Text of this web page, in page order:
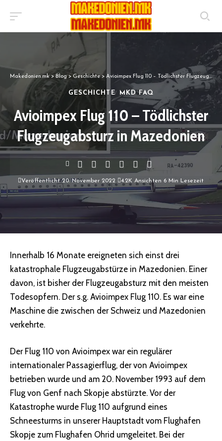
Makedonien.mk>Blog> Geschichte> Avioimpex Flug 110 – Tödlichster Flugzeugabsturz in Mazedonien
GESCHICHTE MKD FAQ
Avioimpex Flug 110 – Tödlichster
Flugzeugabsturz in Mazedonien
Veröffentlicht 20. November 2022 4.2K Ansichten 6 Min Lesezeit
Innerhalb 16 Monate ereigneten sich einst drei
katastrophale Flugzeugabstürze in Mazedonien. Einer
davon, ist bisher der Flugzeugabsturz mit den meisten
Todesopfern. Der s.g. Avioimpex Flug 110. Es war eine
Maschine die zwischen der Schweiz und Mazedonien
verkehrte.
Der Flug 110 von Avioimpex war ein regulärer
internationaler Passagierflug, der von Avioimpex
betrieben wurde und am 20. November 1993 auf dem
Flug von Genf nach Skopje abstürzte. Vor der
Katastrophe wurde Flug 110 aufgrund eines
Schneesturms in unserer Hauptstadt vom Flughafen
Skopje zum Flughafen Ohrid umgeleitet. Bei der